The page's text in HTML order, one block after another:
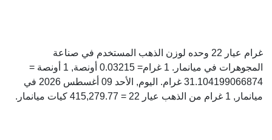
غرام عيار 22 وحده لوزن الذهب المستخدم في صناعة
المجوهرات في ميانمار. 1 غرام= 0.03215 أونصة, 1 أونصة =
31.104199066874 غرام. اليوم, الأحد 09 أغسطس 2026 في
ميانمار, 1 غرام من الذهب عيار 22 = 415,279.77 كيات ميانمار.